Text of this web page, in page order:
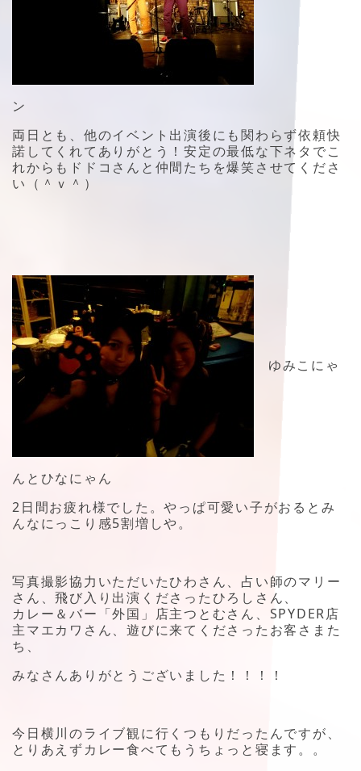
ン
両日とも、他のイベント出演後にも関わらず依頼快
諾してくれてありがとう！安定の最低な下ネタでこ
れからもドドコさんと仲間たちを爆笑させてくださ
い（＾ｖ＾）
ゆみこにゃ
んとひなにゃん
2日間お疲れ様でした。やっぱ可愛い子がおるとみ
んなにっこり感5割増しや。
写真撮影協力いただいたひわさん、占い師のマリー
さん、飛び入り出演くださったひろしさん、
カレー＆バー「外国」店主つとむさん、SPYDER店
主マエカワさん、遊びに来てくださったお客さまた
ち、
みなさんありがとうございました！！！！
今日横川のライブ観に行くつもりだったんですが、
とりあえずカレー食べてもうちょっと寝ます。。